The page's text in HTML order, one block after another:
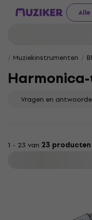
Muziekinstrumenten
Vragen en
1 - 23 van 23 producten